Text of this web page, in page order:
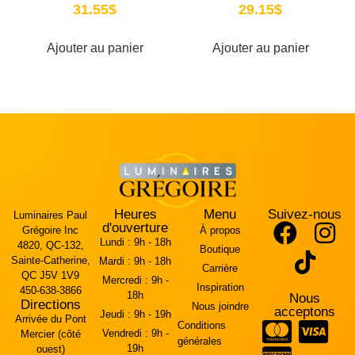
31.55$
Ajouter au panier
29.15$
Ajouter au panier
Luminaires Paul
Grégoire Inc
4820, QC-132,
Sainte-Catherine,
QC J5V 1V9
450-638-3866
Directions
Arrivée du Pont
Mercier (côté
ouest)
Heures
d'ouverture
Lundi : 9h - 18h
Mardi : 9h - 18h
Mercredi : 9h -
18h
Jeudi : 9h - 19h
Vendredi : 9h -
19h
Menu
À propos
Boutique
Carrière
Inspiration
Nous joindre
Conditions
générales
Suivez-nous
Nous
acceptons